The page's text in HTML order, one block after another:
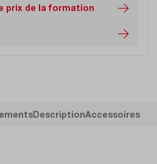
prix de la formation
DescriptionAccessoires